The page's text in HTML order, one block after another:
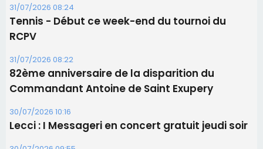
30/07/2026 10:16
Lecci : I Messageri en concert gratuit jeudi soir
30/07/2026 09:55
Corte : I Chjami Aghjalesi en concert ce soir
30/07/2026 08:33
Bastia - Assunta Gloriosa à la Cathédrale
Sainte-Marie